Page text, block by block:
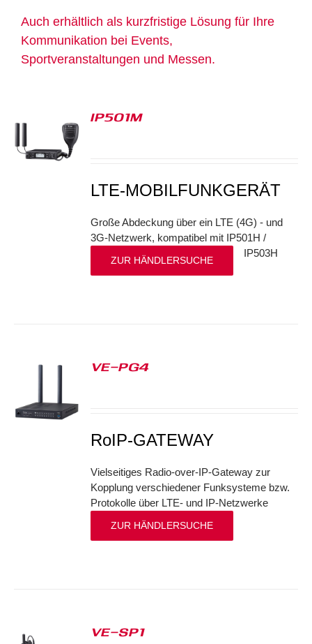
Auch erhältlich als kurzfristige Lösung für Ihre
Kommunikation bei Events,
Sportveranstaltungen und Messen.
IP501M
LTE-MOBILFUNKGERÄT
Große Abdeckung über ein LTE (4G) - und
3G-Netzwerk, kompatibel mit IP501H /
IP503H
ZUR HÄNDLERSUCHE
VE-PG4
RoIP-GATEWAY
Vielseitiges Radio-over-IP-Gateway zur
Kopplung verschiedener Funksysteme bzw.
Protokolle über LTE- und IP-Netzwerke
ZUR HÄNDLERSUCHE
VE-SP1